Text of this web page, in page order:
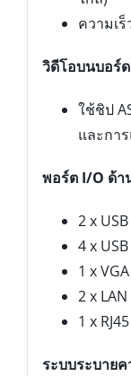
ความเ
วิดีโอบนบอร์ด
ใช้ชิป
และกา
พอร์ต I/O ด้า
2 x
4 x
1 x VGA
2 x LAN
1 x
ระบบระบาย